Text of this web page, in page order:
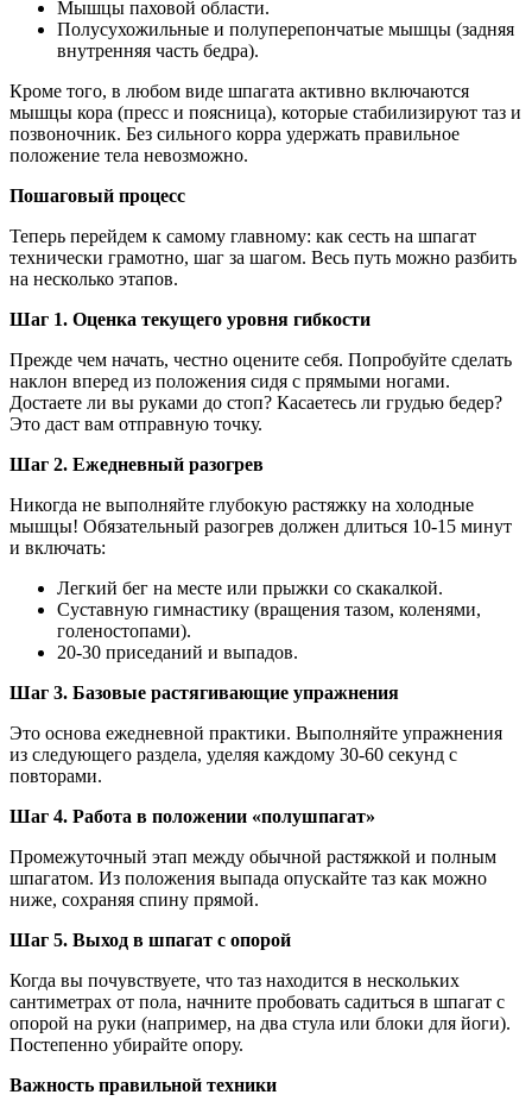
Мышцы паховой области.
Полусухожильные и полуперепончатые мышцы (задняя
внутренняя часть бедра).
Кроме того, в любом виде шпагата активно включаются
мышцы кора (пресс и поясница), которые стабилизируют таз и
позвоночник. Без сильного корра удержать правильное
положение тела невозможно.
Пошаговый процесс
Теперь перейдем к самому главному: как сесть на шпагат
технически грамотно, шаг за шагом. Весь путь можно разбить
на несколько этапов.
Шаг 1. Оценка текущего уровня гибкости
Прежде чем начать, честно оцените себя. Попробуйте сделать
наклон вперед из положения сидя с прямыми ногами.
Достаете ли вы руками до стоп? Касаетесь ли грудью бедер?
Это даст вам отправную точку.
Шаг 2. Ежедневный разогрев
Никогда не выполняйте глубокую растяжку на холодные
мышцы! Обязательный разогрев должен длиться 10-15 минут
и включать:
Легкий бег на месте или прыжки со скакалкой.
Суставную гимнастику (вращения тазом, коленями,
голеностопами).
20-30 приседаний и выпадов.
Шаг 3. Базовые растягивающие упражнения
Это основа ежедневной практики. Выполняйте упражнения
из следующего раздела, уделяя каждому 30-60 секунд с
повторами.
Шаг 4. Работа в положении «полушпагат»
Промежуточный этап между обычной растяжкой и полным
шпагатом. Из положения выпада опускайте таз как можно
ниже, сохраняя спину прямой.
Шаг 5. Выход в шпагат с опорой
Когда вы почувствуете, что таз находится в нескольких
сантиметрах от пола, начните пробовать садиться в шпагат с
опорой на руки (например, на два стула или блоки для йоги).
Постепенно убирайте опору.
Важность правильной техники